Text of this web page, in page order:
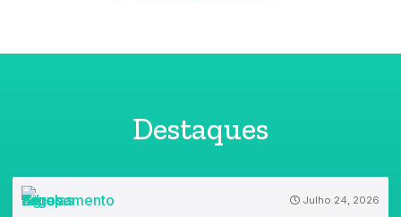
Destaques
Julho 24, 2026